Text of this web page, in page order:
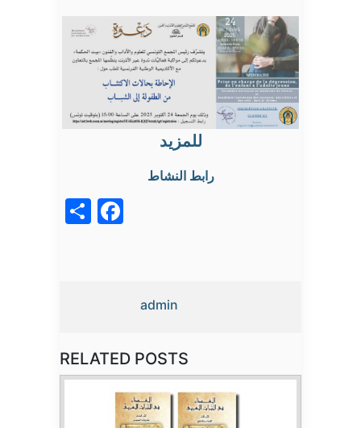
للمزيد
رابط النشاط
admin
RELATED POSTS